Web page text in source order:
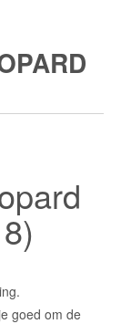
goed om de